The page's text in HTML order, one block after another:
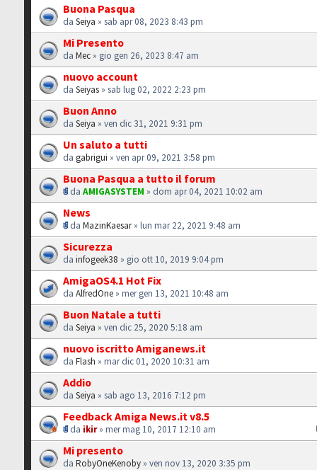
Buona Pasqua
daSeiya » sab apr 08, 2023 8:43 pm
Mi Presento
daMec » gio gen 26, 2023 8:47 am
nuovo account
daSeiyas » sab lug 02, 2022 2:23 pm
Buon Anno
daSeiya » ven dic 31, 2021 9:31 pm
Un saluto a tutti
dagabrigui » ven apr 09, 2021 3:58 pm
Buona Pasqua a tutto il forum
daAMIGASYSTEM » dom apr 04, 2021 10:02 am
News
daMazinKaesar» lun mar 22, 2021 9:48 am
Sicurezza
dainfogeek38 » gio ott 10, 2019 9:04 pm
AmigaOS4.1 Hot Fix
daAlfredOne » mer gen 13, 2021 10:48 am
Buon Natale a tutti
daSeiya » ven dic 25, 2020 5:18 am
nuovo iscritto Amiganews.it
daFlash » mar dic 01, 2020 10:31 am
Addio
daSeiya » sab ago 13, 2016 7:12 pm
Feedback Amiga News.it v8.5
da ikir» mer mag 10, 2017 12:10 am
Mi presento
daRobyOneKenoby » ven nov 13, 2020 3:35 pm